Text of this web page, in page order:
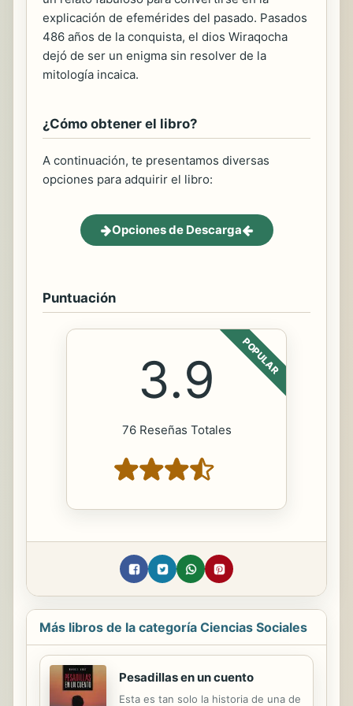
explicación de efemérides del pasado. Pasados
486 años de la conquista, el dios Wiraqocha
dejó de ser un enigma sin resolver de la
mitología incaica.
¿Cómo obtener el libro?
A continuación, te presentamos diversas
opciones para adquirir el libro:
Opciones de Descarga
Puntuación
POPULAR
3.9
76 Reseñas Totales
Más libros de la categoría Ciencias Sociales
Pesadillas en un cuento
Esta es tan solo la historia de una de